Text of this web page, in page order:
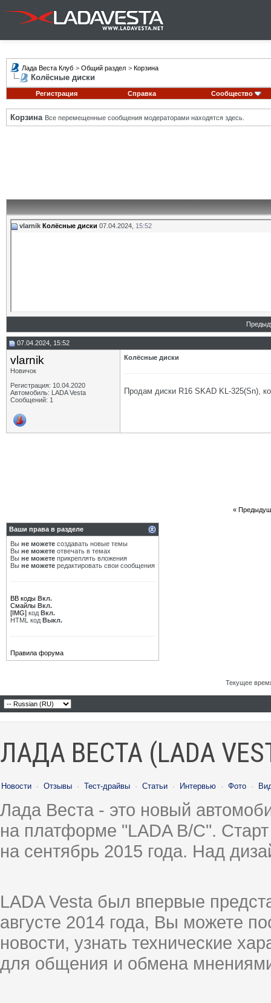
Лада Веста Клуб > Общий раздел > Корзина
Колёсные диски
Регистрация Справка Сообщество
Корзина Все перемещенные сообщения модераторами находятся здесь.
vlarnik Колёсные диски 07.04.2024, 15:52
07.04.2024, 15:52
vlarnik
Новичок
Регистрация: 10.04.2020
Автомобиль: LADA Vesta
Сообщений: 1
Колёсные диски
Продам диски R16 SKAD KL-325(Sn),
«
Ваши права в разделе
Вы не можете создавать новые темы
Вы не можете отвечать в темах
Вы не можете прикреплять вложения
Вы не можете редактировать свои сообщения
BB коды Вкл.
Смайлы Вкл.
[IMG] код Вкл.
HTML код Выкл.
Правила форума
Текущее
ЛАДА ВЕСТА (LADA
Новости · Отзывы · Тест-драйвы · Статьи · Интервью · Фото ·
Лада Веста - это новый
на платформе "LADA B/C".
на сентябрь 2015 года. Над
LADA Vesta был впервые
августе 2014 года, Вы можете
новости, узнать технические
для общения и обмена